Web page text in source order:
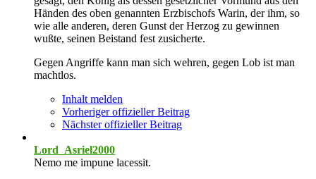
Händen des oben genannten Erzbischofs Warin, der ihm, so
wie alle anderen, deren Gunst der Herzog zu gewinnen
wußte, seinen Beistand fest zusicherte.
Gegen Angriffe kann man sich wehren, gegen Lob ist man
machtlos.
Inhalt melden
Vorheriger offizieller Beitrag
Nächster offizieller Beitrag
Lord_Asriel2000
Nemo me impune lacessit.